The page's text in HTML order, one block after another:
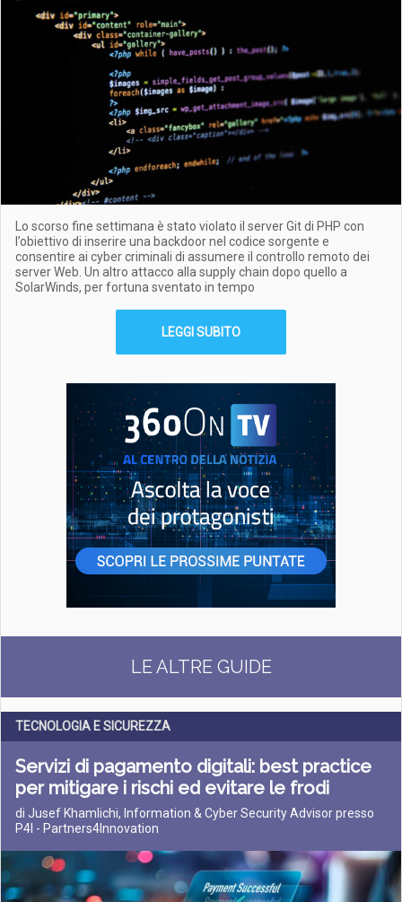
Lo scorso fine settimana è stato violato il server Git di PHP con
l’obiettivo di inserire una backdoor nel codice sorgente e
consentire ai cyber criminali di assumere il controllo remoto dei
server Web. Un altro attacco alla supply chain dopo quello a
SolarWinds, per fortuna sventato in tempo
LEGGI SUBITO
LE ALTRE GUIDE
TECNOLOGIA E SICUREZZA
Servizi di pagamento digitali: best practice
per mitigare i rischi ed evitare le frodi
di Jusef Khamlichi, Information & Cyber Security Advisor presso
P4I - Partners4Innovation